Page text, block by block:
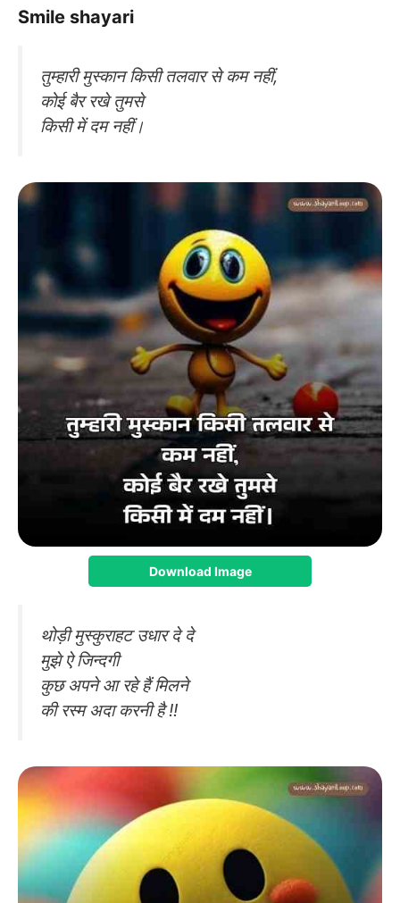
Smile shayari
तुम्हारी मुस्कान किसी तलवार से कम नहीं,
कोई बैर रखे तुमसे
किसी में दम नहीं।
Download Image
थोड़ी मुस्कुराहट उधार दे दे
मुझे ऐ जिन्दगी
कुछ अपने आ रहे हैं मिलने
की रस्म अदा करनी है !!